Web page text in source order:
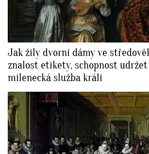
Jak žily dvorní dámy ve
znalost etikety, schopnost
milenecká služba králi